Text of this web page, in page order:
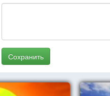
Сохранить